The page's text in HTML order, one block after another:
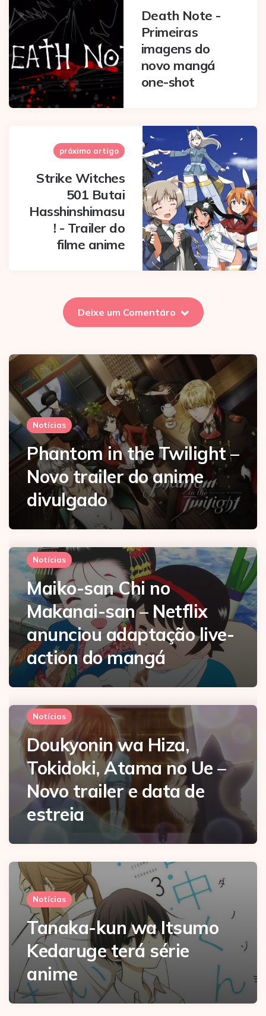
Death Note -
Primeiras
imagens do
novo mangá
one-shot
próximo artigo
Strike Witches
501 Butai
Hasshinshimasu
! - Trailer do
filme anime
Deixe um Comentáro
Notícias
Phantom in the Twilight –
Novo trailer do anime
divulgado
Notícias
Maiko-san Chi no
Makanai-san – Netflix
anunciou adaptação live-
action do mangá
Notícias
Doukyonin wa Hiza,
Tokidoki, Atama no Ue –
Novo trailer e data de
estreia
Notícias
Tanaka-kun wa Itsumo
Kedaruge terá série
anime